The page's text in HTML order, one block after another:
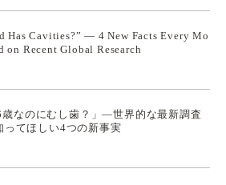
Has Cavities?” — 4 New Facts Every Mo
on Recent Global Research
なのにむし歯？」—世界的な最新調査
てほしい4つの新事実